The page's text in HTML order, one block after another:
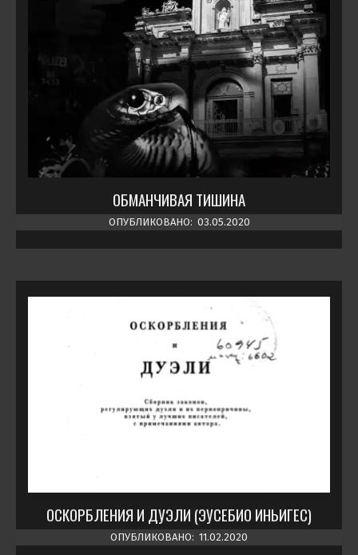
ОБМАНЧИВАЯ ТИШИНА
ОПУБЛИКОВАНО: 03.05.2020
ОСКОРБЛЕНИЯ И ДУЭЛИ (ЭУСЕБИО ИНЬИГЕС)
ОПУБЛИКОВАНО: 11.02.2020